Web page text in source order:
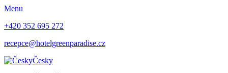
Menu
+420 352 695 272
recepce@hotelgreenparadise.cz
Česky